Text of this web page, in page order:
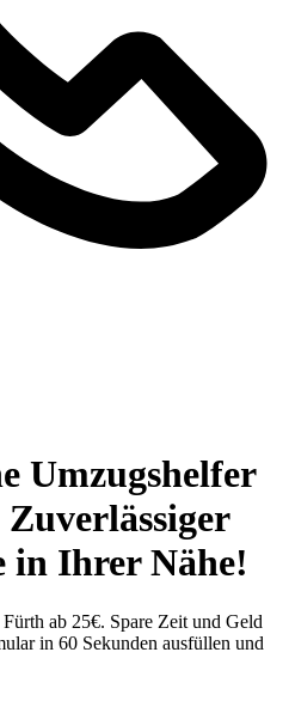
Umzugshelfer
in Ihrer Nähe!
ab 25€. Spare Zeit und Geld
in 60 Sekunden ausfüllen und